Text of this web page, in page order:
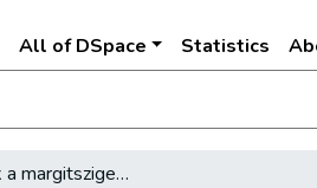
All of DSpace Statistics
Megkezdték a margitszigeti Ybl-fürdő helyreállítását